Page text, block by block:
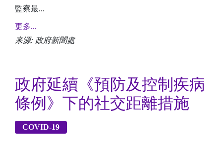
監察最...
更多...
来源: 政府新聞處
政府延續《預防及控制疾病
條例》下的社交距離措施
COVID-19